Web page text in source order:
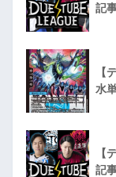
記
【
水
【
記